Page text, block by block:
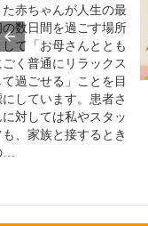
た赤ちゃんが人生の最
の数日間を過ごす場所
して「お母さんととも
ごく普通にリラックス
て過ごせる」ことを目
にしています。患者さ
に対しては私やスタッ
も、家族と接するとき
…